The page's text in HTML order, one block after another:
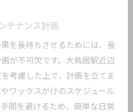
テナンス計画
を長持ちさせるためには、長
が不可欠です。大鳥居駅近辺
考慮した上で、計画を立てま
ワックスがけのスケジュール
間を避けるため、簡単な日常